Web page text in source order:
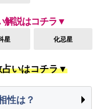
解説はコチラ▼
星 化忌星
占いはコチラ▼
性は？